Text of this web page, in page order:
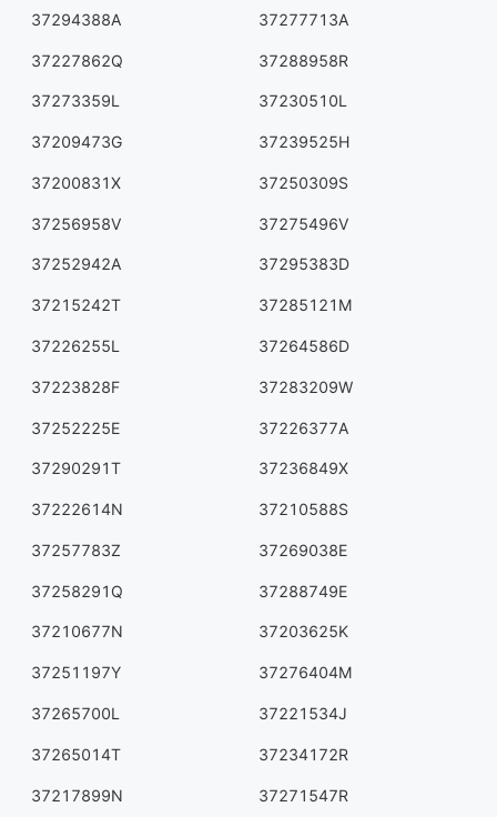
37294388A 37277713A
37227862Q 37288958R
37273359L 37230510L
37209473G 37239525H
37200831X 37250309S
37256958V 37275496V
37252942A 37295383D
37215242T 37285121M
37226255L 37264586D
37223828F 37283209W
37252225E 37226377A
37290291T 37236849X
37222614N 37210588S
37257783Z 37269038E
37258291Q 37288749E
37210677N 37203625K
37251197Y 37276404M
37265700L 37221534J
37265014T 37234172R
37217899N 37271547R